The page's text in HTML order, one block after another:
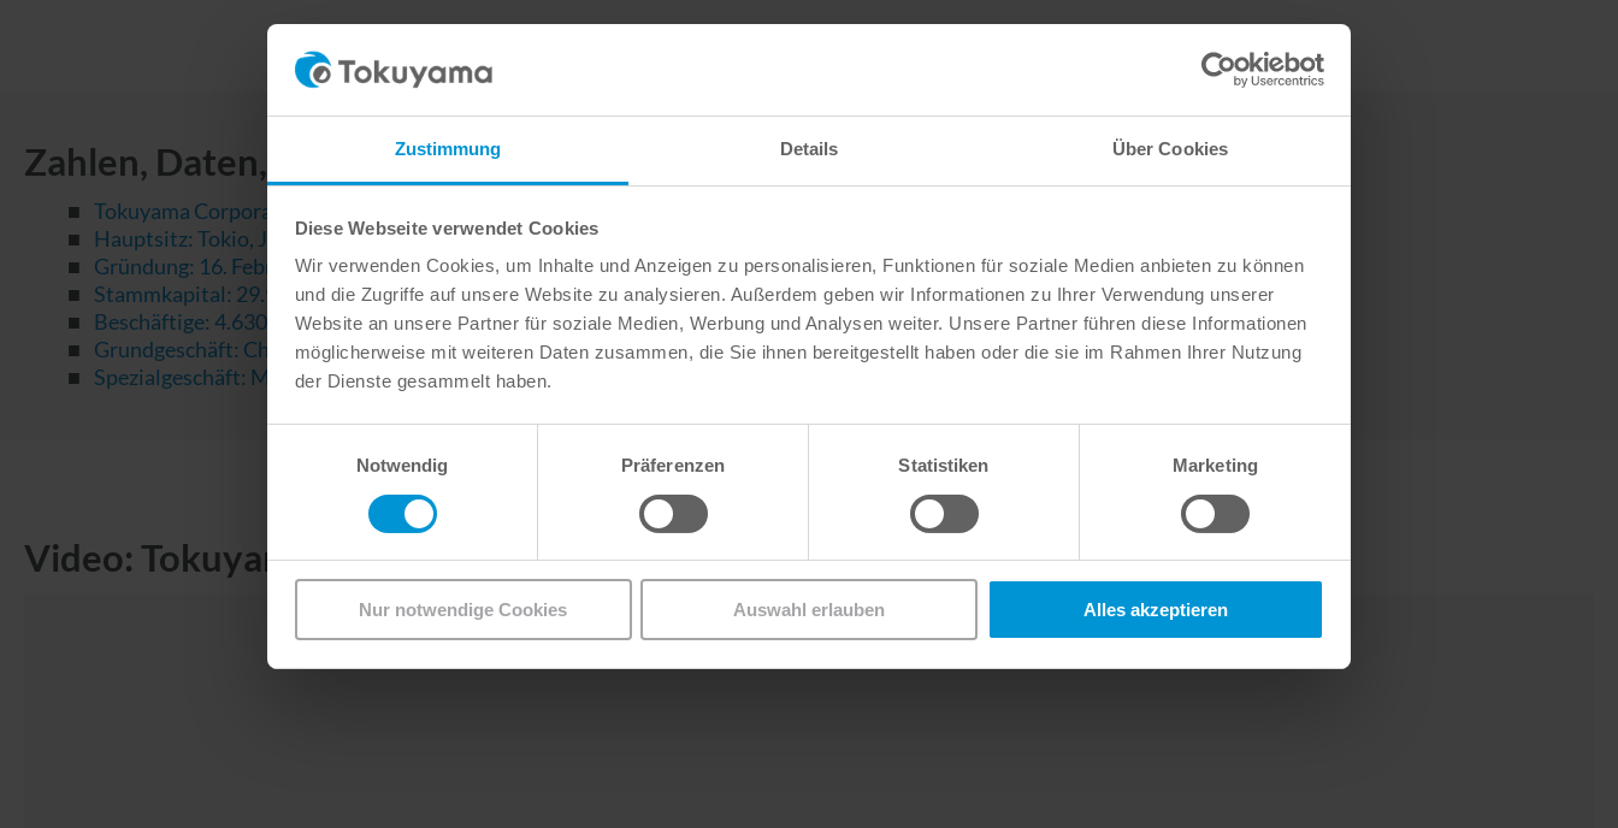
Zustimmung Details Über Cookies
Diese Webseite verwendet Cookies
Wir verwenden Cookies, um Inhalte und Anzeigen zu personalisieren, Funktionen für soziale Medien anbieten zu können
und die Zugriffe auf unsere Website zu analysieren. Außerdem geben wir Informationen zu Ihrer Verwendung unserer
Website an unsere Partner für soziale Medien, Werbung und Analysen weiter. Unsere Partner führen diese Informationen
möglicherweise mit weiteren Daten zusammen, die Sie ihnen bereitgestellt haben oder die sie im Rahmen Ihrer Nutzung
der Dienste gesammelt haben.
Notwendig
Präferenzen Statistiken Marketing
Nur notwendige Cookies Auswahl erlauben Alles akzeptieren
Zahlen, Daten, Fakten
Tokuyama Corporation
Hauptsitz: Tokio, Japan
Gründung: 16. Februar 1918
Stammkapital: 29.976 Millionen Euro
Beschäftige: 4.630
Grundgeschäft: Chemie-Erzeugnisse, Zemente und Baumaterialien, Kunststoffe
Spezialgeschäft: Medical & Healthcare (incl. Dentalprodukte), Electronics, Fine chemicals
Video: Tokuyama Dental - Jetzt ansehen!